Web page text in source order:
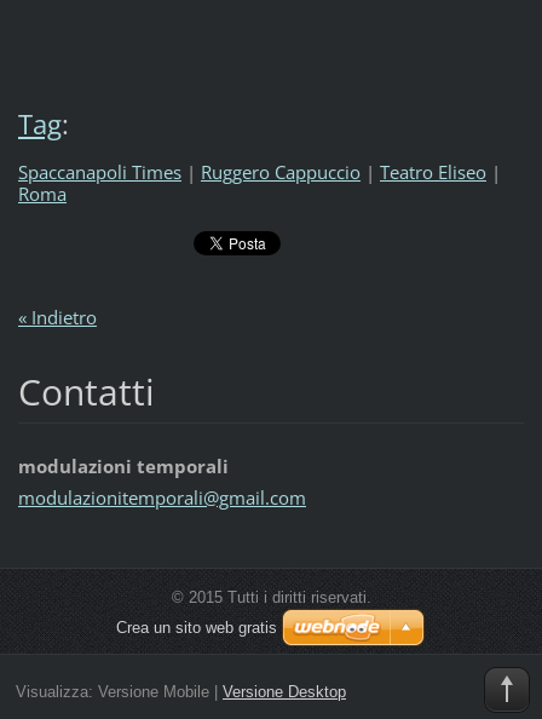
Tag:
Spaccanapoli Times | Ruggero Cappuccio | Teatro Eliseo |
Roma
« Indietro
Contatti
modulazioni temporali
modulazionitemporali@gmail.com
© 2015 Tutti i diritti riservati.
Crea un sito web gratis
Visualizza: Versione Mobile| Versione Desktop